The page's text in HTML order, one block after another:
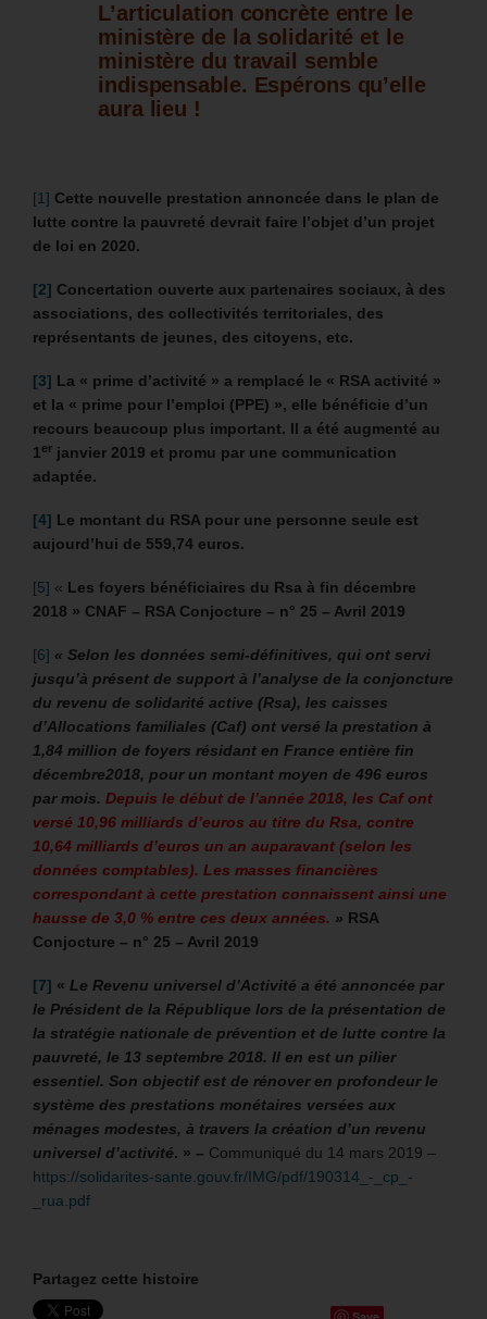
L’articulation concrète entre le
ministère de la solidarité et le
ministère du travail semble
indispensable. Espérons qu’elle
aura lieu !
[1] Cette nouvelle prestation annoncée dans le plan de
lutte contre la pauvreté devrait faire l’objet d’un projet
de loi en 2020.
[2] Concertation ouverte aux partenaires sociaux, à des
associations, des collectivités territoriales, des
représentants de jeunes, des citoyens, etc.
[3] La « prime d’activité » a remplacé le « RSA activité »
et la « prime pour l’emploi (PPE) », elle bénéficie d’un
recours beaucoup plus important. Il a été augmenté au
1er janvier 2019 et promu par une communication
adaptée.
[4] Le montant du RSA pour une personne seule est
aujourd’hui de 559,74 euros.
[5] « Les foyers bénéficiaires du Rsa à fin décembre
2018 » CNAF – RSA Conjocture – n° 25 – Avril 2019
[6] « Selon les données semi-définitives, qui ont servi
jusqu’à présent de support à l’analyse de la conjoncture
du revenu de solidarité active (Rsa), les caisses
d’Allocations familiales (Caf) ont versé la prestation à
1,84 million de foyers résidant en France entière fin
décembre2018, pour un montant moyen de 496 euros
par mois. Depuis le début de l’année 2018, les Caf ont
versé 10,96 milliards d’euros au titre du Rsa, contre
10,64 milliards d’euros un an auparavant (selon les
données comptables). Les masses financières
correspondant à cette prestation connaissent ainsi une
hausse de 3,0 % entre ces deux années. » RSA
Conjocture – n° 25 – Avril 2019
[7] « Le Revenu universel d’Activité a été annoncée par
le Président de la République lors de la présentation de
la stratégie nationale de prévention et de lutte contre la
pauvreté, le 13 septembre 2018. Il en est un pilier
essentiel. Son objectif est de rénover en profondeur le
système des prestations monétaires versées aux
ménages modestes, à travers la création d’un revenu
universel d’activité. » – Communiqué du 14 mars 2019 –
https://solidarites-sante.gouv.fr/IMG/pdf/190314_-_cp_-
_rua.pdf
Partagez cette histoire